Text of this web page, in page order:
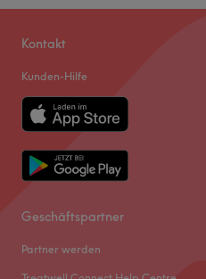
Kontakt
Kunden-Hilfe
Geschäftspartner
Partner werden